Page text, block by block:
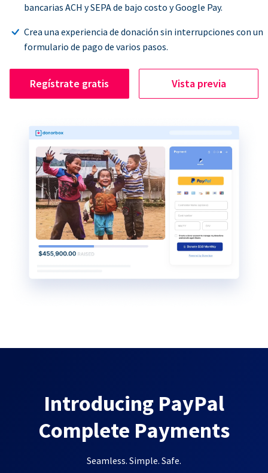
bancarias ACH y SEPA de bajo costo y Google Pay.
Crea una experiencia de donación sin interrupciones con un
formulario de pago de varios pasos.
Regístrate gratis Vista previa
Introducing PayPal
Complete Payments
Seamless. Simple. Safe.